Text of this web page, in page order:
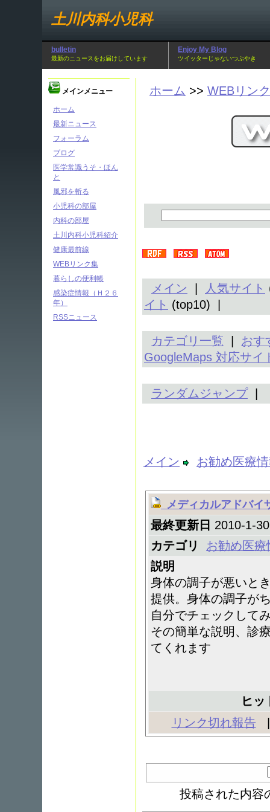
土川内科小児科
bulletin
最新のニュースをお届けしています
Enjoy My Blog
ツイッターじゃないつぶやき
メインメニュー
ホーム
最新ニュース
フォーラム
ブログ
医学常識うそ・ほん
と
風邪を斬る
小児科の部屋
内科の部屋
土川内科小児科紹介
健康最前線
WEBリンク集
暮らしの便利帳
感染症情報（Ｈ２６
年）
RSSニュース
ホーム >> WEBリン
メイン 人気サイト
イト (top10) |
カテゴリ一覧
おす
GoogleMaps 対応サイ
ランダムジャンプ|
メイン お勧め医療
メディカルアドバイ
最終更新日 2010-1-
カテゴリ
お勧め医療
説明
身体の調子が悪いと
提供。身体の調子が
自分でチェックして
その簡単な説明、診
てくれます
ヒッ
リンク切れ報告
投稿された内容